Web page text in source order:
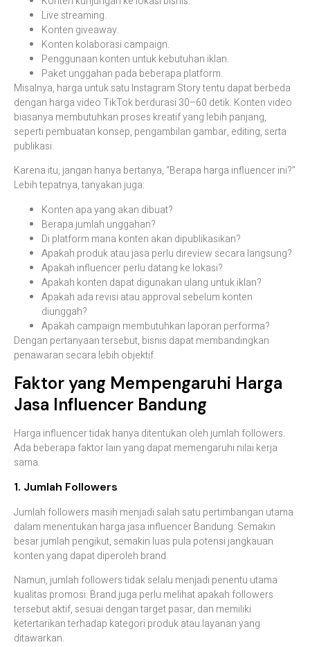
Live streaming.
Konten giveaway.
Konten kolaborasi campaign.
Penggunaan konten untuk kebutuhan iklan.
Paket unggahan pada beberapa platform.
Misalnya, harga untuk satu Instagram Story tentu dapat berbeda
dengan harga video TikTok berdurasi 30–60 detik. Konten video
biasanya membutuhkan proses kreatif yang lebih panjang,
seperti pembuatan konsep, pengambilan gambar, editing, serta
publikasi.
Karena itu, jangan hanya bertanya, “Berapa harga influencer ini?”
Lebih tepatnya, tanyakan juga:
Konten apa yang akan dibuat?
Berapa jumlah unggahan?
Di platform mana konten akan dipublikasikan?
Apakah produk atau jasa perlu direview secara langsung?
Apakah influencer perlu datang ke lokasi?
Apakah konten dapat digunakan ulang untuk iklan?
Apakah ada revisi atau approval sebelum konten
diunggah?
Apakah campaign membutuhkan laporan performa?
Dengan pertanyaan tersebut, bisnis dapat membandingkan
penawaran secara lebih objektif.
Faktor yang Mempengaruhi Harga
Jasa Influencer Bandung
Harga influencer tidak hanya ditentukan oleh jumlah followers.
Ada beberapa faktor lain yang dapat memengaruhi nilai kerja
sama.
1. Jumlah Followers
Jumlah followers masih menjadi salah satu pertimbangan utama
dalam menentukan harga jasa influencer Bandung. Semakin
besar jumlah pengikut, semakin luas pula potensi jangkauan
konten yang dapat diperoleh brand.
Namun, jumlah followers tidak selalu menjadi penentu utama
kualitas promosi. Brand juga perlu melihat apakah followers
tersebut aktif, sesuai dengan target pasar, dan memiliki
ketertarikan terhadap kategori produk atau layanan yang
ditawarkan.